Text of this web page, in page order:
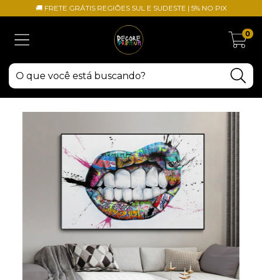
🚚 FRETE GRÁTIS REGIÕES SUL E SUDESTE | 5% NO PIX
0